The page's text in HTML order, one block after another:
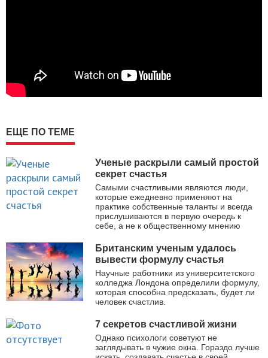
ЕЩЕ ПО ТЕМЕ
Ученые раскрыли самый простой
секрет счастья
Cамыми счастливыми являются люди,
которые ежедневно применяют на
практике собственные таланты и всегда
прислушиваются в первую очередь к
себе, а не к общественному мнению
Британским ученым удалось
вывести формулу счастья
Научные работники из университетского
колледжа Лондона определили формулу,
которая способна предсказать, будет ли
человек счастлив.
7 секретов счастливой жизни
Однако психологи советуют не
заглядывать в чужие окна. Гораздо лучше